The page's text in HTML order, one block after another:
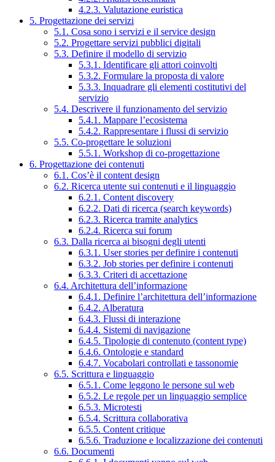
4.2.3. Valutazione euristica
5. Progettazione dei servizi
5.1. Cosa sono i servizi e il service design
5.2. Progettare servizi pubblici digitali
5.3. Definire il modello di servizio
5.3.1. Identificare gli attori coinvolti
5.3.2. Formulare la proposta di valore
5.3.3. Inquadrare gli elementi costitutivi del
servizio
5.4. Descrivere il funzionamento del servizio
5.4.1. Mappare l’ecosistema
5.4.2. Rappresentare i flussi di servizio
5.5. Co-progettare le soluzioni
5.5.1. Workshop di co-progettazione
6. Progettazione dei contenuti
6.1. Cos’è il content design
6.2. Ricerca utente sui contenuti e il linguaggio
6.2.1. Content discovery
6.2.2. Dati di ricerca (search keywords)
6.2.3. Ricerca tramite analytics
6.2.4. Ricerca sui forum
6.3. Dalla ricerca ai bisogni degli utenti
6.3.1. User stories per definire i contenuti
6.3.2. Job stories per definire i contenuti
6.3.3. Criteri di accettazione
6.4. Architettura dell’informazione
6.4.1. Definire l’architettura dell’informazione
6.4.2. Alberatura
6.4.3. Flussi di interazione
6.4.4. Sistemi di navigazione
6.4.5. Tipologie di contenuto (content type)
6.4.6. Ontologie e standard
6.4.7. Vocabolari controllati e tassonomie
6.5. Scrittura e linguaggio
6.5.1. Come leggono le persone sul web
6.5.2. Le regole per un linguaggio semplice
6.5.3. Microtesti
6.5.4. Scrittura collaborativa
6.5.5. Content critique
6.5.6. Traduzione e localizzazione dei contenuti
6.6. Documenti